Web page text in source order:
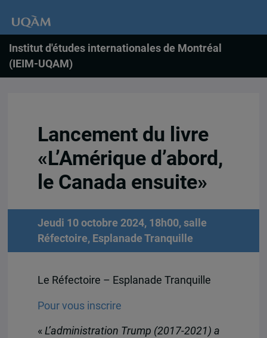
Institut d'études internationales de Montréal
(IEIM-UQAM)
Lancement du livre
«L’Amérique d’abord,
le Canada ensuite»
Jeudi 10 octobre 2024, 18h00, salle
Réfectoire, Esplanade Tranquille
Le Réfectoire – Esplanade Tranquille
Pour vous inscrire
« L’administration Trump (2017-2021) a